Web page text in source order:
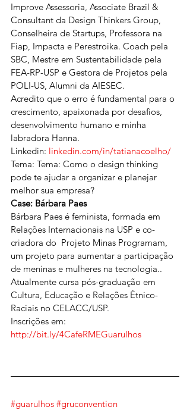
Improve Assessoria, Associate Brazil &
Consultant da Design Thinkers Group,
Conselheira de Startups, Professora na
Fiap, Impacta e Perestroika. Coach pela
SBC, Mestre em Sustentabilidade pela
FEA-RP-USP e Gestora de Projetos pela
POLI-US, Alumni da AIESEC.
Acredito que o erro é fundamental para o
crescimento, apaixonada por desafios,
desenvolvimento humano e minha
labradora Hanna.
Linkedin: linkedin.com/in/tatianacoelho/
Tema: Tema: Como o design thinking
pode te ajudar a organizar e planejar
melhor sua empresa?
Case: Bárbara Paes
Bárbara Paes é feminista, formada em
Relações Internacionais na USP e co-
criadora do  Projeto Minas Programam,
um projeto para aumentar a participação
de meninas e mulheres na tecnologia..
Atualmente cursa pós-graduação em
Cultura, Educação e Relações Étnico-
Raciais no CELACC/USP.
Inscrições em:
http://bit.ly/4CafeRMEGuarulhos
#guarulhos #gruconvention